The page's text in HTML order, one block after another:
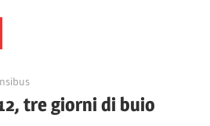
tre giorni di buio